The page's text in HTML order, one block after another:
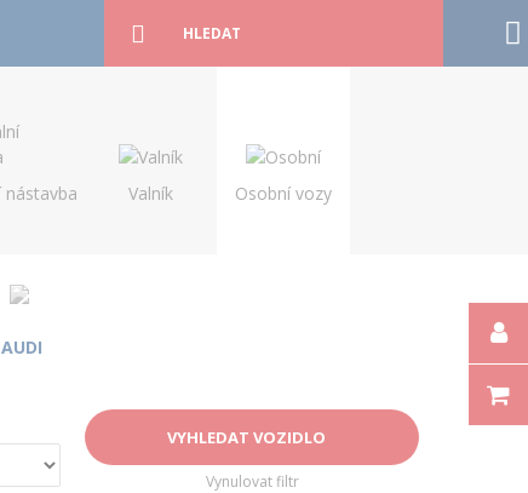
vyhledávání
Vyhledat
nástavba Valník Osobní vozy
AUDI
Vynulovat filtr